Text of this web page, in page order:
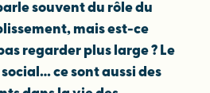
souvent du rôle du
mais est-ce
regarder plus large ? Le
ce sont aussi des